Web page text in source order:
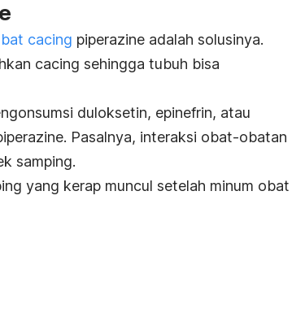
cacing piperazine adalah solusinya.
cacing sehingga tubuh bisa
duloksetin, epinefrin, atau
Pasalnya, interaksi obat-obatan
samping.
yang kerap muncul setelah minum obat